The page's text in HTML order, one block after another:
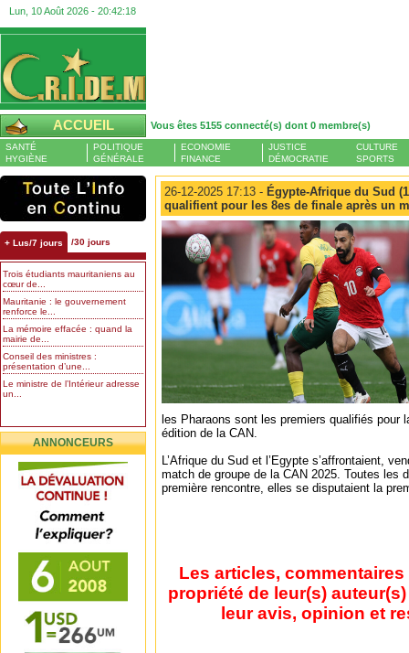
Lun, 10 Août 2026 - 20:42:19
ACCUEIL Vous êtes 5155 connecté(s) dont 0 membre(s)
SANTÉ
HYGIÈNE
POLITIQUE
GÉNÉRALE
ECONOMIE
FINANCE
JUSTICE
DÉMOCRATIE
CULTURE
SPORTS
+ Lus/7 jours /30 jours
Trois étudiants mauritaniens au
cœur de...
Mauritanie : le gouvernement
renforce le...
La mémoire effacée : quand la
mairie de...
Conseil des ministres :
présentation d’une...
Le ministre de l’Intérieur adresse
un...
ANNONCEURS
26-12-2025 17:13 - Égypte-Afrique du Sud
qualifient pour les 8es de finale après un
les Pharaons sont les premiers qualifiés pour
édition de la CAN.
L’Afrique du Sud et l’Egypte s’affrontaient,
match de groupe de la CAN 2025. Toutes les
première rencontre, elles se disputaient la
Les articles,
propriété de leur(s)
leur avis, opinion et